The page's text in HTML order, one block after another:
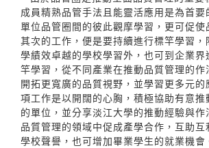
成員精熟品管手法且能靈活應用是為首要
單位品管圈間的彼此觀摩學習，更可促使
其次的工作，便是要持續進行標竿學習，
學績效卓越的學校學習外，也可到企業界
竿學習，從不同產業在推動品質管理的作
開拓更寬廣的品質視野，並學習更多元的
項工作是以開闊的心胸，積極協助有意推
的單位，並分享淡江大學的推動經驗與作
品質管理的領域中促成產學合作，互助互
學校聲譽，也可增加畢業學生的就業機會